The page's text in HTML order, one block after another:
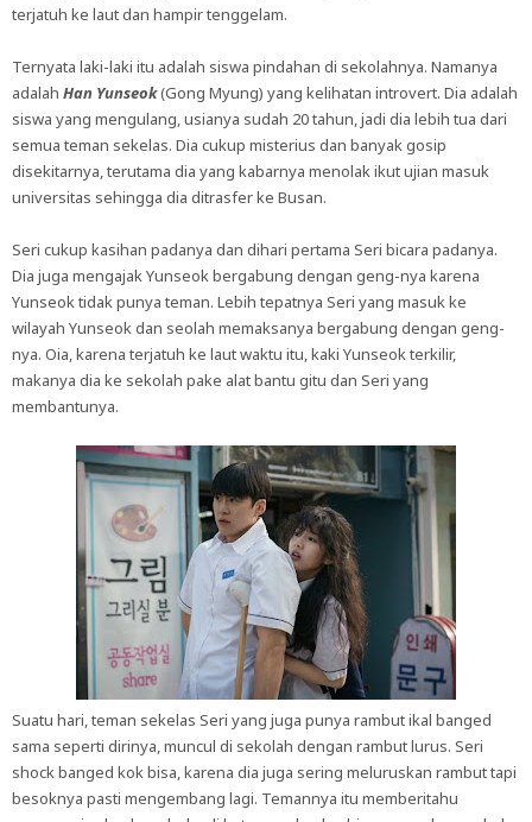
terjatuh ke laut dan hampir tenggelam.
Ternyata laki-laki itu adalah siswa pindahan di sekolahnya. Namanya
adalah Han Yunseok(Gong Myung) yang kelihatan introvert. Dia adalah
siswa yang mengulang, usianya sudah 20 tahun, jadi dia lebih tua dari
semua teman sekelas. Dia cukup misterius dan banyak gosip
disekitarnya, terutama dia yang kabarnya menolak ikut ujian masuk
universitas sehingga dia ditrasfer ke Busan.
Seri cukup kasihan padanya dan dihari pertama Seri bicara padanya.
Dia juga mengajak Yunseok bergabung dengan geng-nya karena
Yunseok tidak punya teman. Lebih tepatnya Seri yang masuk ke
wilayah Yunseok dan seolah memaksanya bergabung dengan geng-
nya. Oia, karena terjatuh ke laut waktu itu, kaki Yunseok terkilir,
makanya dia ke sekolah pake alat bantu gitu dan Seri yang
membantunya.
Suatu hari, teman sekelas Seri yang juga punya rambut ikal banged
sama seperti dirinya, muncul di sekolah dengan rambut lurus. Seri
shock banged kok bisa, karena dia juga sering meluruskan rambut tapi
besoknya pasti mengembang lagi. Temannya itu memberitahu